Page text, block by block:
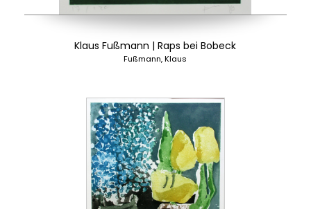
Klaus Fußmann | Raps bei Bobeck
Fußmann, Klaus